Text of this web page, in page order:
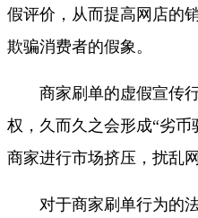
假评价，从而提高网店的
欺骗消费者的假象。
商家刷单的虚假宣传行
权，久而久之会形成“劣
商家进行市场挤压，扰乱
对于商家刷单行为的法